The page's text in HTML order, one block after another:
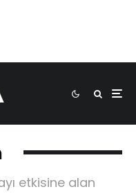
etkisine alan